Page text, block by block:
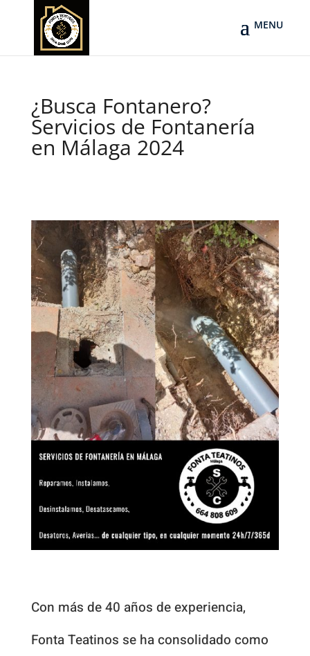
¿Busca Fontanero?
Servicios de Fontanería
en Málaga 2024
Con más de 40 años de experiencia,
Fonta Teatinos se ha consolidado como